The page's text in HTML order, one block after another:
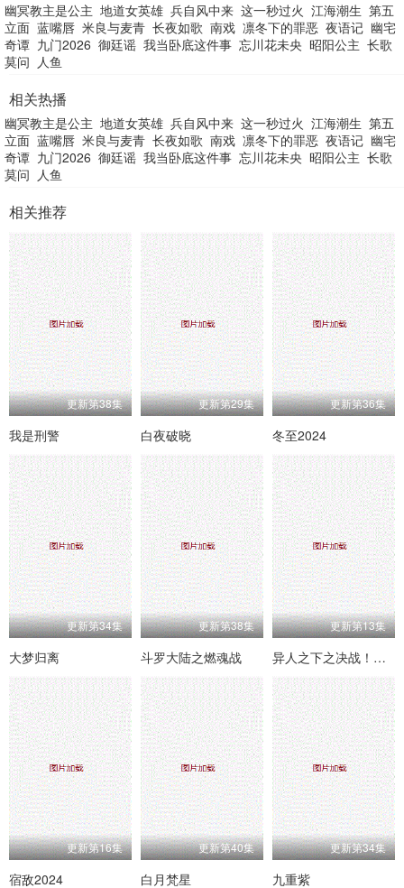
幽冥教主是公主 地道女英雄 兵自风中来 这一秒过火 江海潮生 第五
立面 蓝嘴唇 米良与麦青 长夜如歌 南戏 凛冬下的罪恶 夜语记 幽宅
奇谭 九门2026 御廷谣 我当卧底这件事 忘川花未央 昭阳公主 长歌
莫问 人鱼
相关热播
幽冥教主是公主 地道女英雄 兵自风中来 这一秒过火 江海潮生 第五
立面 蓝嘴唇 米良与麦青 长夜如歌 南戏 凛冬下的罪恶 夜语记 幽宅
奇谭 九门2026 御廷谣 我当卧底这件事 忘川花未央 昭阳公主 长歌
莫问 人鱼
相关推荐
更新第38集
我是刑警
更新第29集
白夜破晓
更新第36集
冬至2024
更新第34集
大梦归离
更新第38集
斗罗大陆之燃魂战
更新第13集
异人之下之决战！碧游村
更新第16集
宿敌2024
更新第40集
白月梵星
更新第34集
九重紫